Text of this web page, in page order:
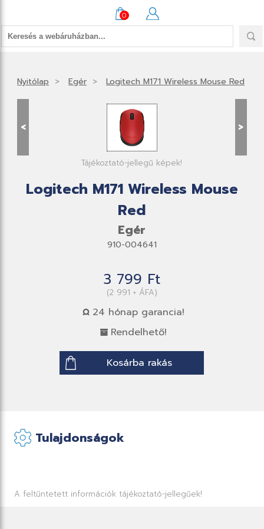
0
Nyitólap Egér Logitech M171 Wireless Mouse Red
< >
Tájékoztató-jellegű képek!
Logitech M171 Wireless Mouse
Red
Egér
910-004641
3 799 Ft
(2 991 + ÁFA)
24 hónap garancia!
Rendelhető!
Kosárba rakás
Tulajdonságok
A feltűntetett információk tájékoztató-jellegűek!